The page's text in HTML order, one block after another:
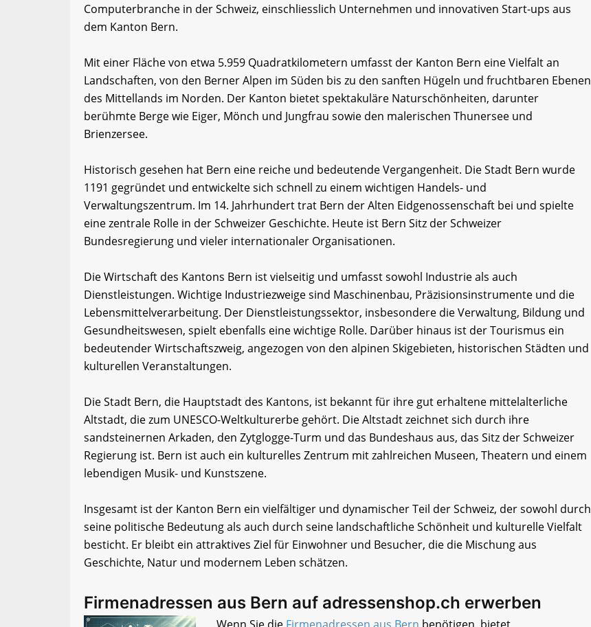
Computerbranche in der Schweiz, einschliesslich Unternehmen und innovativen Start-ups aus
dem Kanton Bern.
Mit einer Fläche von etwa 5.959 Quadratkilometern umfasst der Kanton Bern eine Vielfalt an
Landschaften, von den Berner Alpen im Süden bis zu den sanften Hügeln und fruchtbaren Ebenen
des Mittellands im Norden. Der Kanton bietet spektakuläre Naturschönheiten, darunter
berühmte Berge wie Eiger, Mönch und Jungfrau sowie den malerischen Thunersee und
Brienzersee.
Historisch gesehen hat Bern eine reiche und bedeutende Vergangenheit. Die Stadt Bern wurde
1191 gegründet und entwickelte sich schnell zu einem wichtigen Handels- und
Verwaltungszentrum. Im 14. Jahrhundert trat Bern der Alten Eidgenossenschaft bei und spielte
eine zentrale Rolle in der Schweizer Geschichte. Heute ist Bern Sitz der Schweizer
Bundesregierung und vieler internationaler Organisationen.
Die Wirtschaft des Kantons Bern ist vielseitig und umfasst sowohl Industrie als auch
Dienstleistungen. Wichtige Industriezweige sind Maschinenbau, Präzisionsinstrumente und die
Lebensmittelverarbeitung. Der Dienstleistungssektor, insbesondere die Verwaltung, Bildung und
Gesundheitswesen, spielt ebenfalls eine wichtige Rolle. Darüber hinaus ist der Tourismus ein
bedeutender Wirtschaftszweig, angezogen von den alpinen Skigebieten, historischen Städten und
kulturellen Veranstaltungen.
Die Stadt Bern, die Hauptstadt des Kantons, ist bekannt für ihre gut erhaltene mittelalterliche
Altstadt, die zum UNESCO-Weltkulturerbe gehört. Die Altstadt zeichnet sich durch ihre
sandsteinernen Arkaden, den Zytglogge-Turm und das Bundeshaus aus, das Sitz der Schweizer
Regierung ist. Bern ist auch ein kulturelles Zentrum mit zahlreichen Museen, Theatern und einem
lebendigen Musik- und Kunstszene.
Insgesamt ist der Kanton Bern ein vielfältiger und dynamischer Teil der Schweiz, der sowohl durch
seine politische Bedeutung als auch durch seine landschaftliche Schönheit und kulturelle Vielfalt
besticht. Er bleibt ein attraktives Ziel für Einwohner und Besucher, die die Mischung aus
Geschichte, Natur und modernem Leben schätzen.
Firmenadressen aus Bern auf adressenshop.ch erwerben